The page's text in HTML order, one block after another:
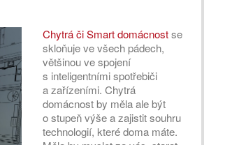
Chytrá či Smart domácnostse
skloňuje ve všech pádech,
většinou ve spojení
s inteligentními spotřebiči
a zařízeními. Chytrá
domácnost by měla ale být
o stupeň výše a zajistit souhru
technologií, které doma máte.